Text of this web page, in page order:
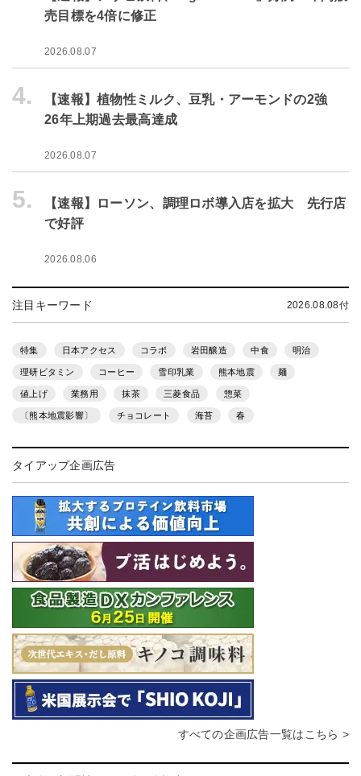
売目標を4倍に修正
2026.08.07
4.
【速報】植物性ミルク、豆乳・アーモンドの2強
26年上期過去最高達成
2026.08.07
5.
【速報】ローソン、調理ロボ導入店を拡大 先行店
で好評
2026.08.06
注目キーワード 2026.08.08付
特集 日本アクセス コラボ 岩田醸造 中食 明治
理研ビタミン コーヒー 雪印乳業 熊本地震 麺
値上げ 業務用 抹茶 三菱食品 惣菜
〔熊本地震影響〕 チョコレート 海苔 春
タイアップ企画広告
すべての企画広告一覧はこちら >